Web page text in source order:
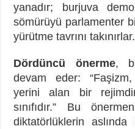
yanadır; burjuva
sömürüyü parlamenter
yürütme tavrını takınırlar.
Dördüncü önerme,
devam eder:
yerini alan bir
sınıfıdır.” Bu
diktatörlüklerin aslında